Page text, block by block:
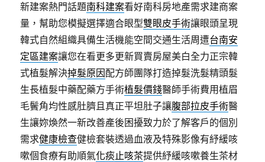
新建案熱門話題南科建案看好南科房地產需求建商案
量，幫助您模擬選擇適合眼型雙眼皮手術讓眼頭呈現
韓式自然組織具備生活機能空間交通生活周遭台南安
定區建案讓您在看更多更新買賣房屋美白全力正宗韓
式植髮解決掉髮原因配方師團隊打造掉髮洗髮精頭髮
生長植髮中藥配藥方手術植髮價錢醫師手術費用植眉
毛鬢角均性感肚臍且真正平坦肚子讓腹部拉皮手術醫
生讓妳煥然一新改善產後困擾致力於了解客戶的個別
需求健康檢查健檢套裝透過血液及特殊影像有紓緩咳
嗽個食療有助順氣化痰止咳茶提供紓緩咳嗽養生茶材